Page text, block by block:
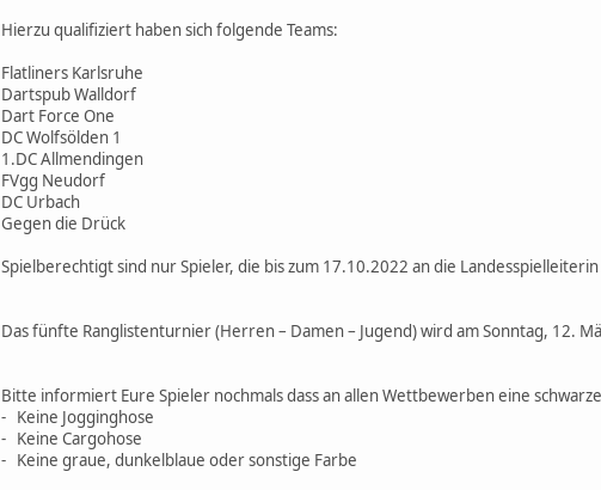
Hierzu qualifiziert haben sich folgende Teams:
Flatliners Karlsruhe
Dartspub Walldorf
Dart Force One
DC Wolfsölden 1
1.DC Allmendingen
FVgg Neudorf
DC Urbach
Gegen die Drück
Spielberechtigt sind nur Spieler, die bis zum 17.10.2022 an die
Das fünfte Ranglistenturnier (Herren – Damen – Jugend) wird am Sonntag, 12.
Bitte informiert Eure Spieler nochmals dass an allen Wettbewerben eine
- Keine Jogginghose
- Keine Cargohose
- Keine graue, dunkelblaue oder sonstige Farbe